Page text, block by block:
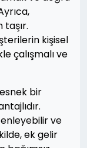
kişisel
çalışmalı ve
bir
ve
ek gelir